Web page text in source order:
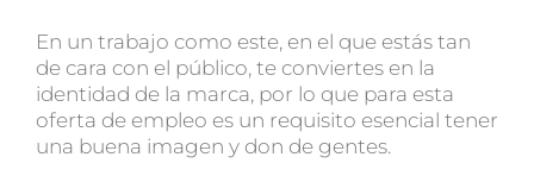
En un trabajo como este, en el que estás tan
de cara con el público, te conviertes en la
identidad de la marca, por lo que para esta
oferta de empleo es un requisito esencial tener
una buena imagen y don de gentes.